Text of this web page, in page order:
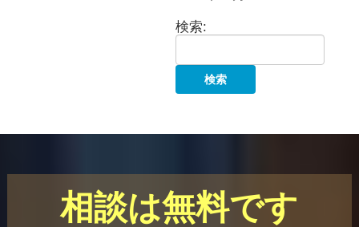
検索:
相談は無料です